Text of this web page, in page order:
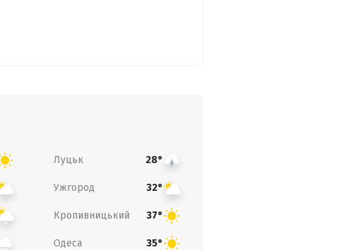
Луцьк 28°
Ужгород 32°
Кропивницький 37°
Одеса 35°